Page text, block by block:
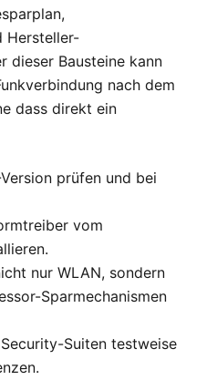
Hersteller-
dieser Bausteine kann
nach dem
dass direkt ein
prüfen und bei
vom
nur WLAN, sondern
Sparmechanismen
Suiten testweise